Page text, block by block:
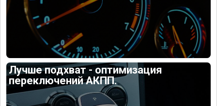
Лучше подхват - оптимизация
переключений АКПП.